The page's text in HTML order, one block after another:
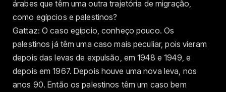
árabes que têm uma outra trajetória de migração,
como egípcios e palestinos?
Gattaz: O caso egípcio, conheço pouco. Os
palestinos já têm uma caso mais peculiar, pois vieram
depois das levas de expulsão, em 1948 e 1949, e
depois em 1967. Depois houve uma nova leva, nos
anos 90. Então os palestinos têm um caso bem